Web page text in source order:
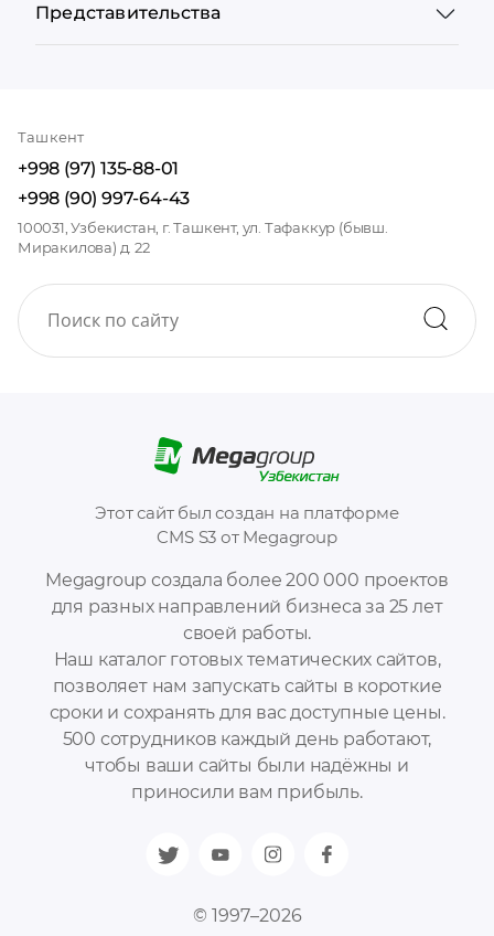
Megagroup создала более 200 000 проектов
для разных направлений бизнеса за 25 лет
своей работы.
Наш каталог готовых тематических сайтов,
позволяет нам запускать сайты в короткие
сроки и сохранять для вас доступные цены.
500 сотрудников каждый день работают,
чтобы ваши сайты были надёжны и
приносили вам прибыль.
© 1997–2026
Этот сайт был создан на платформе
CMS S3 от Megagroup
Представительства
Ташкент
+998 (97) 135-88-01
+998 (90) 997-64-43
100031, Узбекистан, г. Ташкент, ул. Тафаккур (бывш.
Миракилова) д. 22